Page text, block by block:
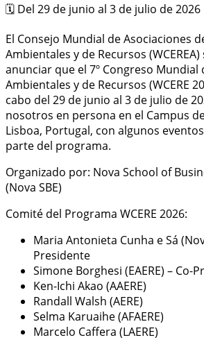
🗓️ Del 29 de junio al 3 de julio de 2026
El Consejo Mundial de Asociaciones
Ambientales y de Recursos
anunciar que el 7º Congreso Mundial
Ambientales y de Recursos (WCERE
cabo del 29 de junio al 3 de julio de
nosotros en persona en el Campus
Lisboa, Portugal, con algunos
parte del programa.
Organizado por: Nova School of
(Nova SBE)
Comité del Programa WCERE 2026:
Maria Antonieta Cunha e Sá
Presidente
Simone Borghesi (EAERE) – Co-
Ken-Ichi Akao (AAERE)
Randall Walsh (AERE)
Selma Karuaihe (AFAERE)
Marcelo Caffera (LAERE)